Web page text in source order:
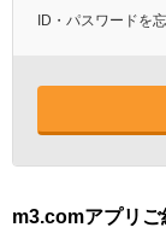
ID・パスワードを
m3.comアプリご